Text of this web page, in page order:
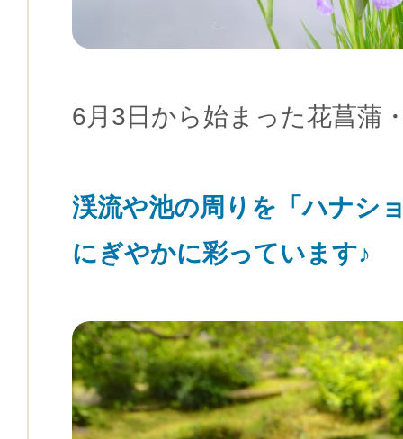
6月3日から始まった花菖蒲
渓流や池の周りを「ハナシ
にぎやかに彩っています♪